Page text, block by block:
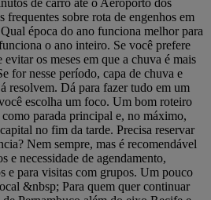
de carro até o Aeroporto dos
frequentes sobre rota de engenhos em
época do ano funciona melhor para
o ano inteiro. Se você prefere
evitar os meses em que a chuva é mais
for nesse período, capa de chuva e
resolvem. Dá para fazer tudo em um
escolha um foco. Um bom roteiro
parada principal e, no máximo,
no fim da tarde. Precisa reservar
Nem sempre, mas é recomendável
e necessidade de agendamento,
e para visitas com grupos. Um pouco
&nbsp; Para quem quer continuar